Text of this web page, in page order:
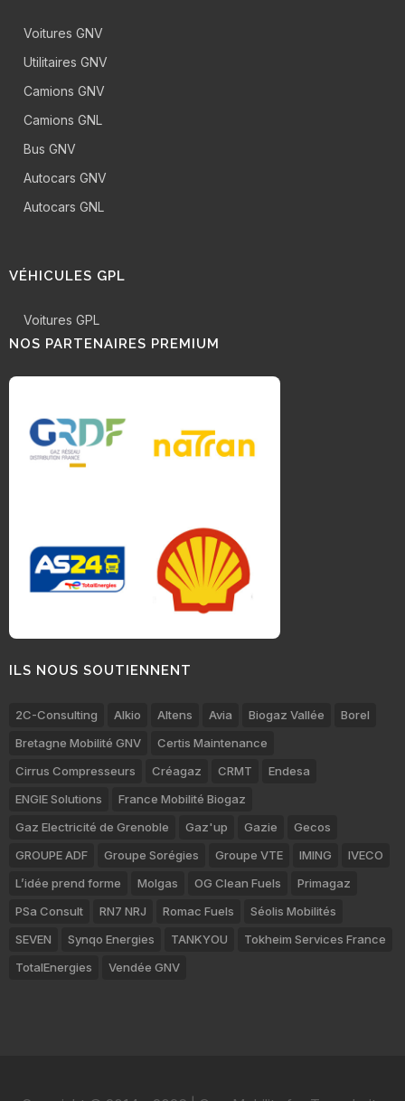
Voitures GNV
Utilitaires GNV
Camions GNV
Camions GNL
Bus GNV
Autocars GNV
Autocars GNL
VÉHICULES GPL
Voitures GPL
NOS PARTENAIRES PREMIUM
ILS NOUS SOUTIENNENT
2C-Consulting Alkio Altens Avia Biogaz Vallée
Borel
Bretagne Mobilité GNV
Certis Maintenance
Cirrus Compresseurs
Créagaz CRMT
Endesa
ENGIE Solutions
France Mobilité Biogaz
Gaz Electricité de Grenoble
Gaz'up Gazie
Gecos
GROUPE ADF
Groupe Sorégies Groupe VTE IMING
IVECO
L’idée prend forme
Molgas OG Clean Fuels
Primagaz
PSa Consult
RN7 NRJ Romac Fuels
Séolis Mobilités
SEVEN
Synqo Energies TANKYOU
Tokheim Services France
TotalEnergies
Vendée GNV